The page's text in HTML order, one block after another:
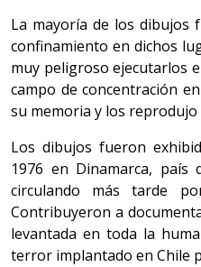
La mayoría de los dibujos
confinamiento en dichos
muy peligroso ejecutarlos
campo de concentración
su memoria y los reprodujo
Los dibujos fueron
1976 en Dinamarca, país
circulando más tarde
Contribuyeron a
levantada en toda la
terror implantado en Chile